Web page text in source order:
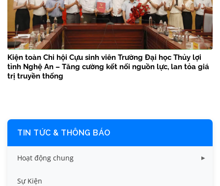
Kiện toàn Chi hội Cựu sinh viên Trường Đại học Thủy lợi
tỉnh Nghệ An – Tăng cường kết nối nguồn lực, lan tỏa giá
trị truyền thống
TIN TỨC & THÔNG BÁO
Hoạt động chung
Tin công tác sinh viên
Sự Kiện